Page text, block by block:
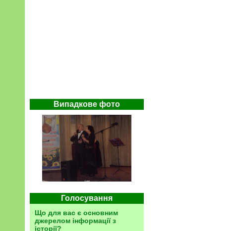
Випадкове фото
Голосування
Що для вас є основним
джерелом інформації з
історії?